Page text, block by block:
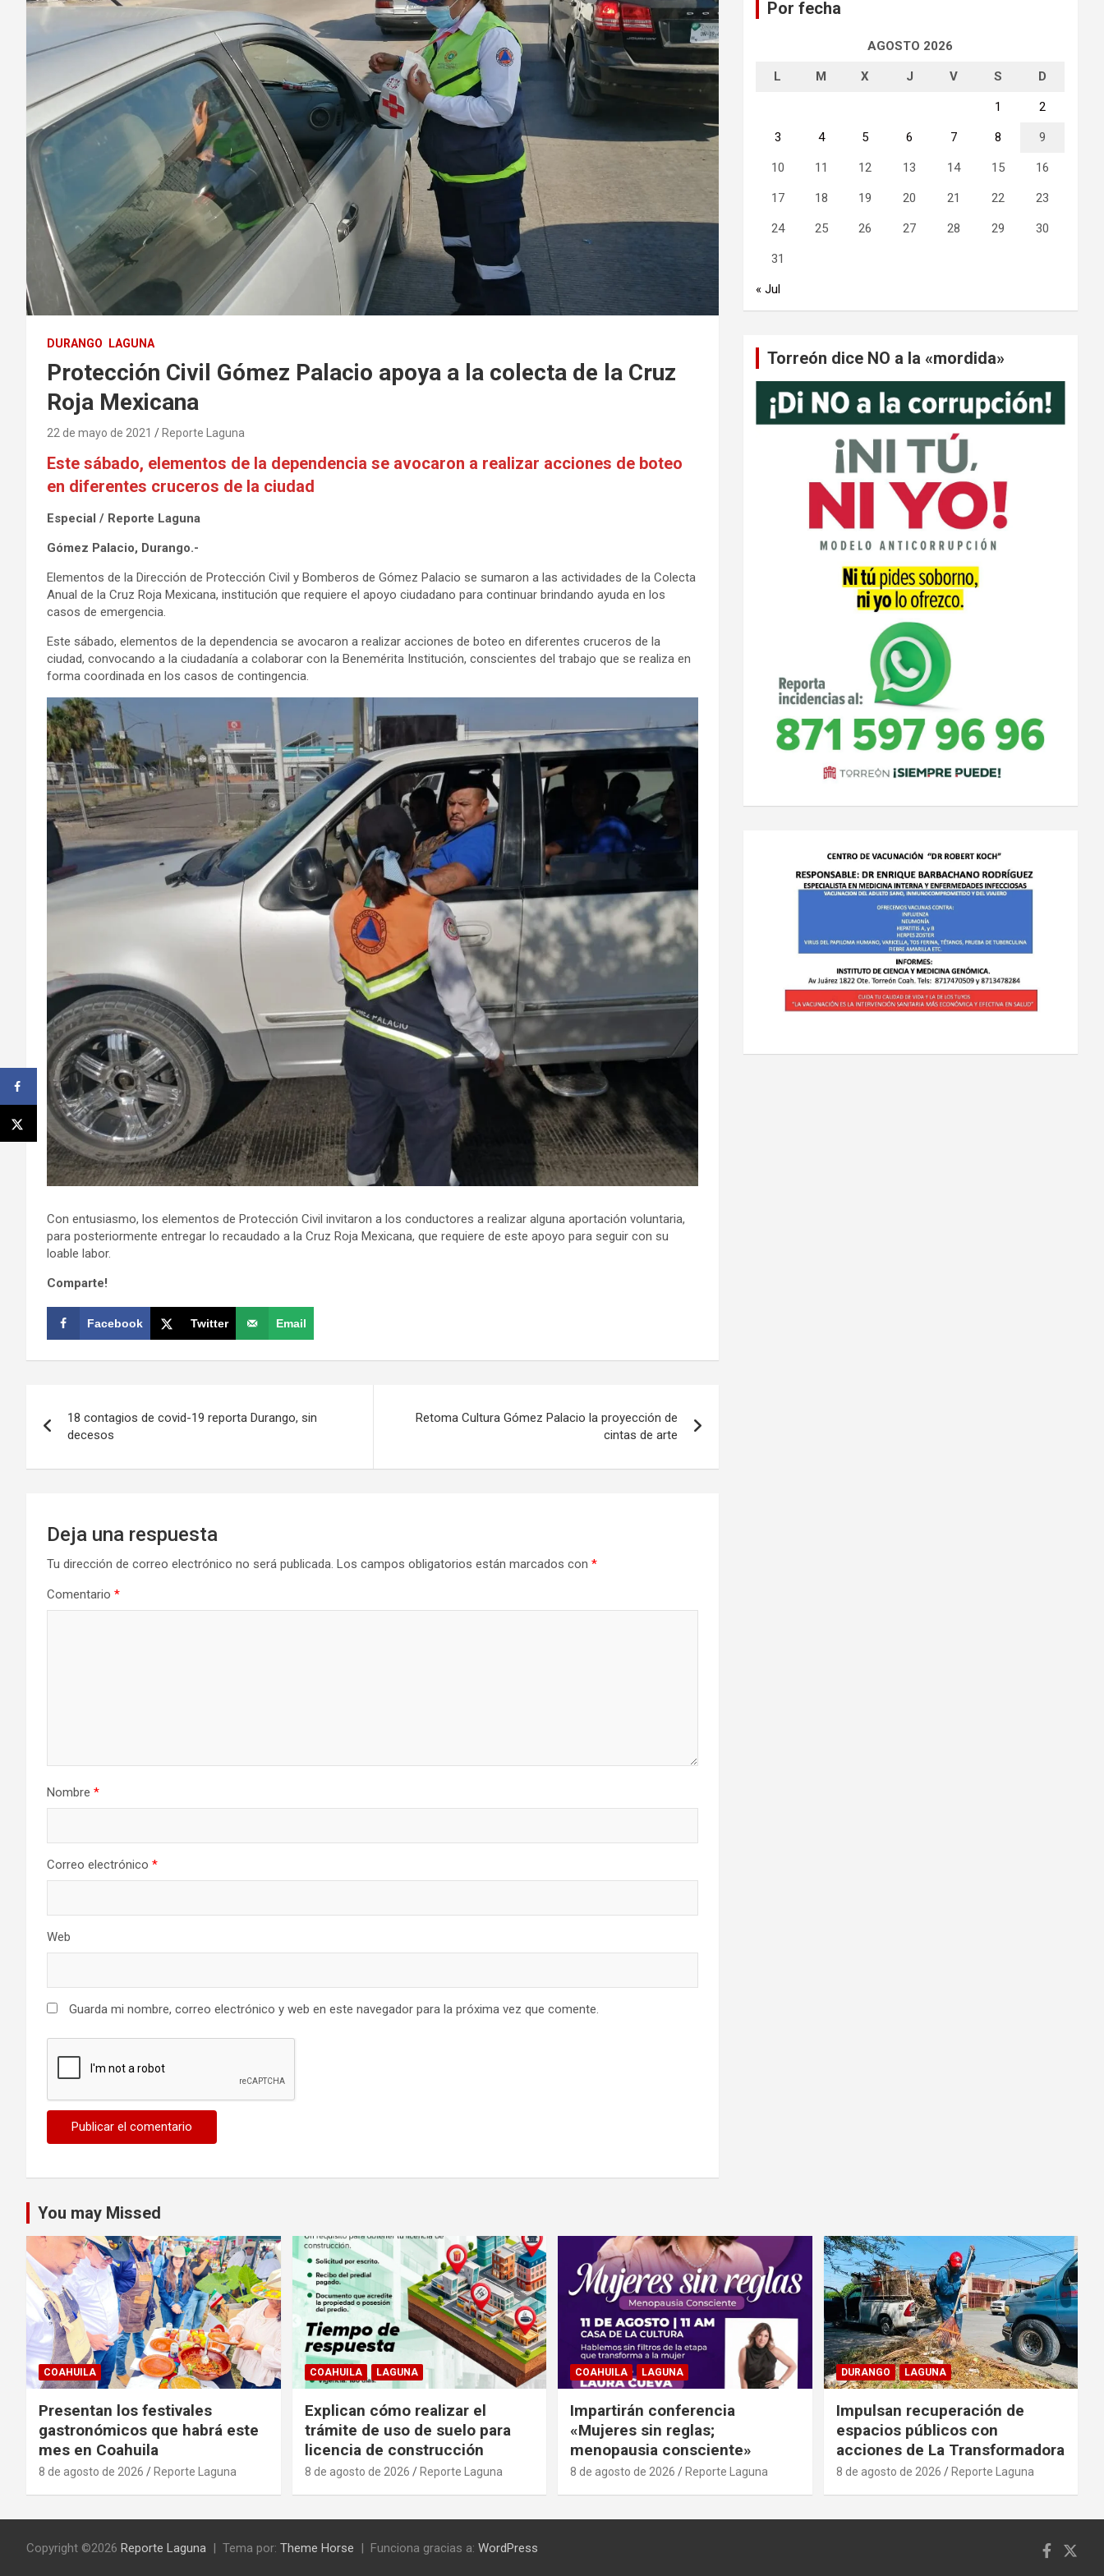
DURANGO LAGUNA
Protección Civil Gómez Palacio apoya a la colecta de la Cruz
Roja Mexicana
22 de mayo de 2021 Reporte Laguna
Este sábado, elementos de la dependencia se avocaron a realizar acciones de boteo
en diferentes cruceros de la ciudad
Especial / Reporte Laguna
Gómez Palacio, Durango.-
Elementos de la Dirección de Protección Civil y Bomberos de Gómez Palacio se sumaron a las actividades de la Colecta
Anual de la Cruz Roja Mexicana, institución que requiere el apoyo ciudadano para continuar brindando ayuda en los
casos de emergencia.
Este sábado, elementos de la dependencia se avocaron a realizar acciones de boteo en diferentes cruceros de la
ciudad, convocando a la ciudadanía a colaborar con la Benemérita Institución, conscientes del trabajo que se realiza en
forma coordinada en los casos de contingencia.
Con entusiasmo, los elementos de Protección Civil invitaron a los conductores a realizar alguna aportación voluntaria,
para posteriormente entregar lo recaudado a la Cruz Roja Mexicana, que requiere de este apoyo para seguir con su
loable labor.
Comparte!
Facebook Twitter Email
de
entradas
18 contagios de covid-19 reporta Durango, sin
decesos
Retoma Cultura Gómez Palacio la proyección de
cintas de arte
Deja una respuesta
Tu dirección de correo electrónico no será publicada. Los campos obligatorios están marcados con *
Comentario *
Nombre *
Correo electrónico *
Web
Guarda mi nombre, correo electrónico y web en este navegador para la próxima vez que comente.
Por fecha
AGOSTO 2026
L M X J V S D
1 2
3 4 5 6 7 8 9
10 11 12 13 14 15 16
17 18 19 20 21 22 23
24 25 26 27 28 29 30
31
« Jul
Torreón dice NO a la «mordida»
You may Missed
COAHUILA
Presentan los festivales
gastronómicos que habrá este
mes en Coahuila
8 de agosto de 2026 Reporte Laguna
COAHUILA LAGUNA
Explican cómo realizar el
trámite de uso de suelo para
licencia de construcción
8 de agosto de 2026 Reporte Laguna
COAHUILA LAGUNA
Impartirán conferencia
«Mujeres sin reglas;
menopausia consciente»
8 de agosto de 2026 Reporte Laguna
DURANGO LAGUNA
Impulsan recuperación de
espacios públicos con
acciones de La Transformadora
8 de agosto de 2026 Reporte Laguna
Copyright ©2026 Reporte Laguna Tema por: Theme Horse Funciona gracias a: WordPress